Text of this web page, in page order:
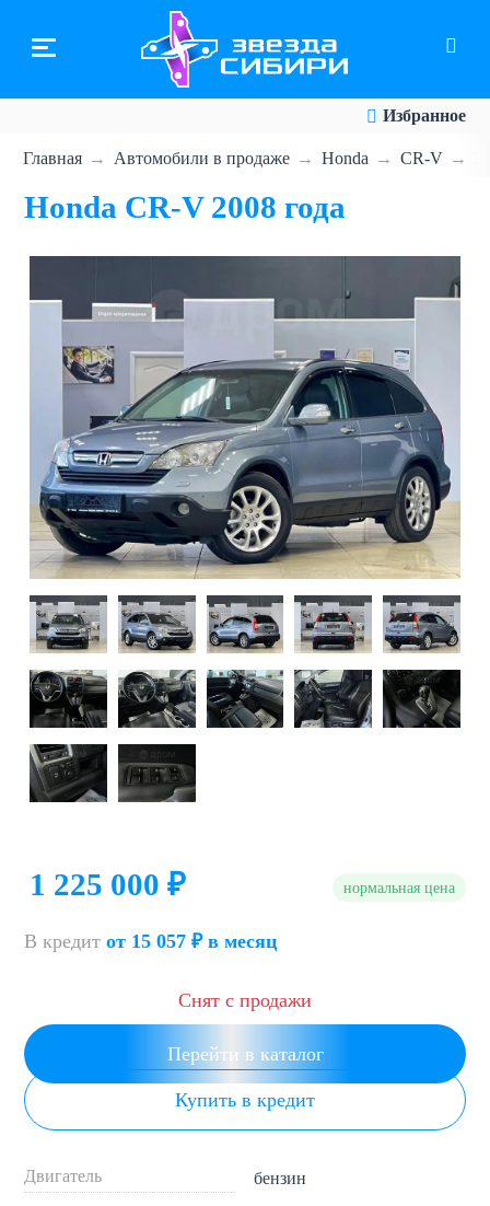
основному
Избранное
Главная Автомобили в продаже Honda CR-V
Honda CR-V 2008 года
1 225 000 ₽ нормальная цена
В кредит от 15 057 ₽ в месяц
Снят с продажи
Перейти в каталог
Купить в кредит
Двигатель бензин